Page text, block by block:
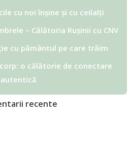
cu noi înșine și cu ceilalți
– Călătoria Rușinii cu CNV
cu pământul pe care trăim
o călătorie de conectare
autentică
recente